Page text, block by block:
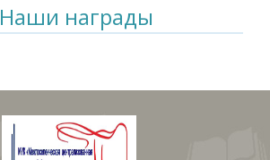
Наши награды